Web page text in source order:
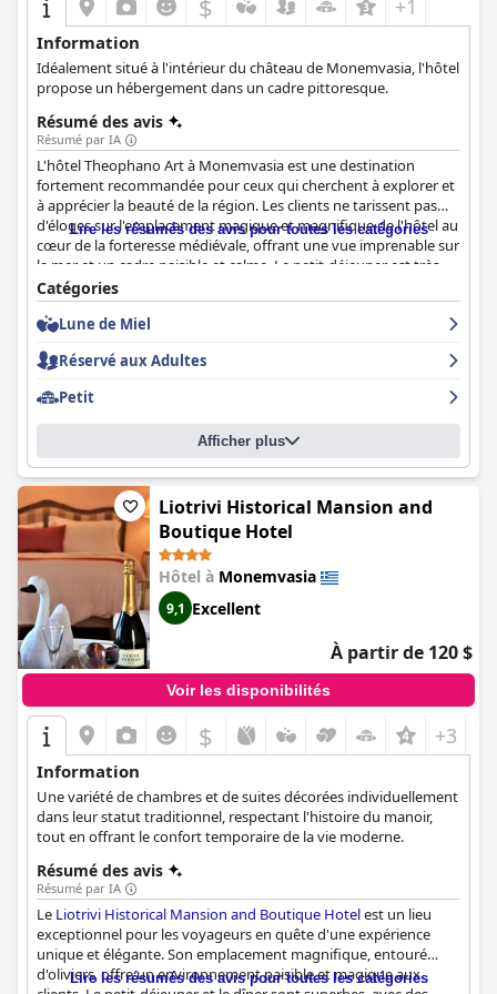
$ +1
Information
Idéalement situé à l'intérieur du château de Monemvasia, l'hôtel
propose un hébergement dans un cadre pittoresque.
Résumé des avis
Résumé par IA
L'hôtel Theophano Art à Monemvasia est une destination
fortement recommandée pour ceux qui cherchent à explorer et
à apprécier la beauté de la région. Les clients ne tarissent pas
d'éloges sur l'emplacement magique et magnifique de l'hôtel au
cœur de la forteresse médiévale, offrant une vue imprenable sur
la mer et un cadre paisible et calme. Le petit-déjeuner est très
apprécié pour ses options délicieuses, faites maison et
abondantes servies dans une belle cour. Les chambres sont bien
décorées avec des meubles anciens et des lits confortables,
impeccablement propres et bien entretenues. Le personnel est
propriétaire étant décrite comme l'hôtesse parfaite. L'hôtel est
également une destination romantique, offrant une expérience
inoubliable avec des vues à couper le souffle et une ambiance
familiale chaleureuse. Dans l'ensemble, leTheophano Art Hotel
est une destination exceptionnelle et unique qui offre à ses
clients une expérience unique en son genre.
Lire les résumés des avis pour toutes les catégories
Catégories
Lune de Miel
Réservé aux Adultes
Petit
Afficher plus
Liotrivi Historical Mansion and
Boutique Hotel
Hôtel à Monemvasia
9,1 Excellent
À partir de 120 $
Voir les disponibilités
$ +3
Information
Une variété de chambres et de suites décorées individuellement
dans leur statut traditionnel, respectant l'histoire du manoir,
tout en offrant le confort temporaire de la vie moderne.
Résumé des avis
Résumé par IA
Le Liotrivi Historical Mansion and Boutique Hotelest un lieu
exceptionnel pour les voyageurs en quête d'une expérience
unique et élégante. Son emplacement magnifique, entouré
d'oliviers, offre un environnement paisible et magique aux
Lire les résumés des avis pour toutes les catégories